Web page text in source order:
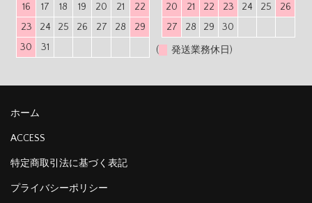
16
17 18 19 20 21
22
23
24 25 26 27 28
29
30
31
20
21 22 23 24 25
26
27
28 29 30
( 発送業務休日)
ホーム
ACCESS
特定商取引法に基づく表記
プライバシーポリシー